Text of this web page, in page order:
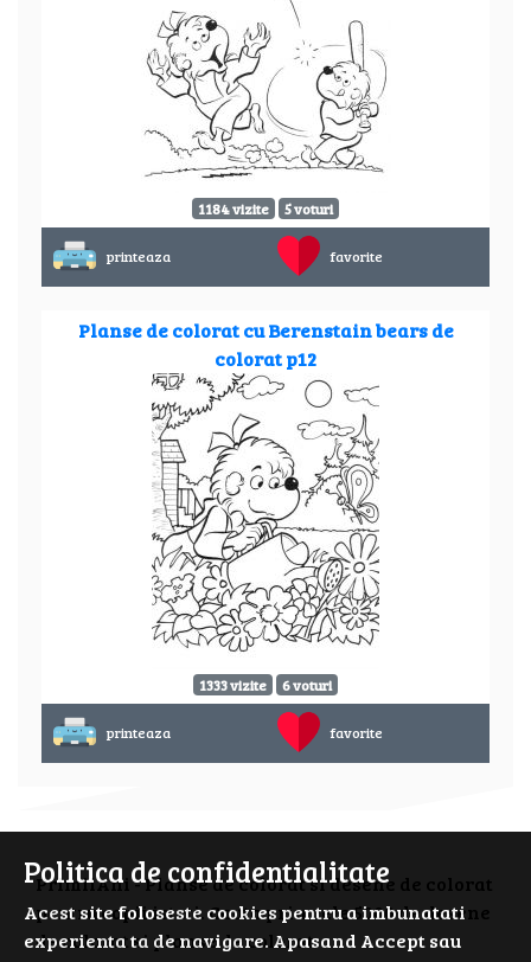
1184 vizite 5 voturi
printeaza favorite
Planse de colorat cu Berenstain bears de
colorat p12
1333 vizite 6 voturi
printeaza favorite
PrimiiAni - Planse de colorat si desene de colorat
pentru copii isteti. Cauta prin cele 5000 de desene
de colorat si planse de colorat.
Politica de confidentialitate
Acest site foloseste cookies pentru a imbunatati
experienta ta de navigare. Apasand Accept sau